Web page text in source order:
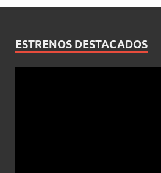
ESTRENOS DESTACADOS